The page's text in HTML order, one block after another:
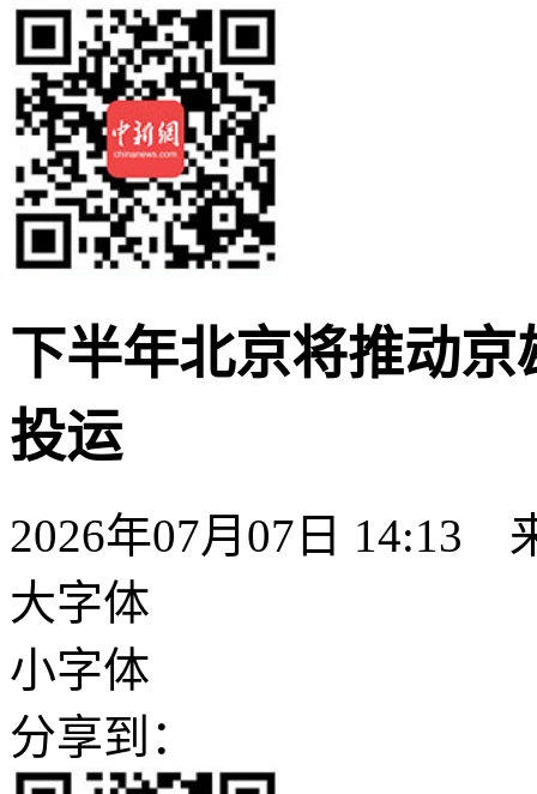
下半年北京将推动
投运
2026年07月07日 14:13
大字体
小字体
分享到：